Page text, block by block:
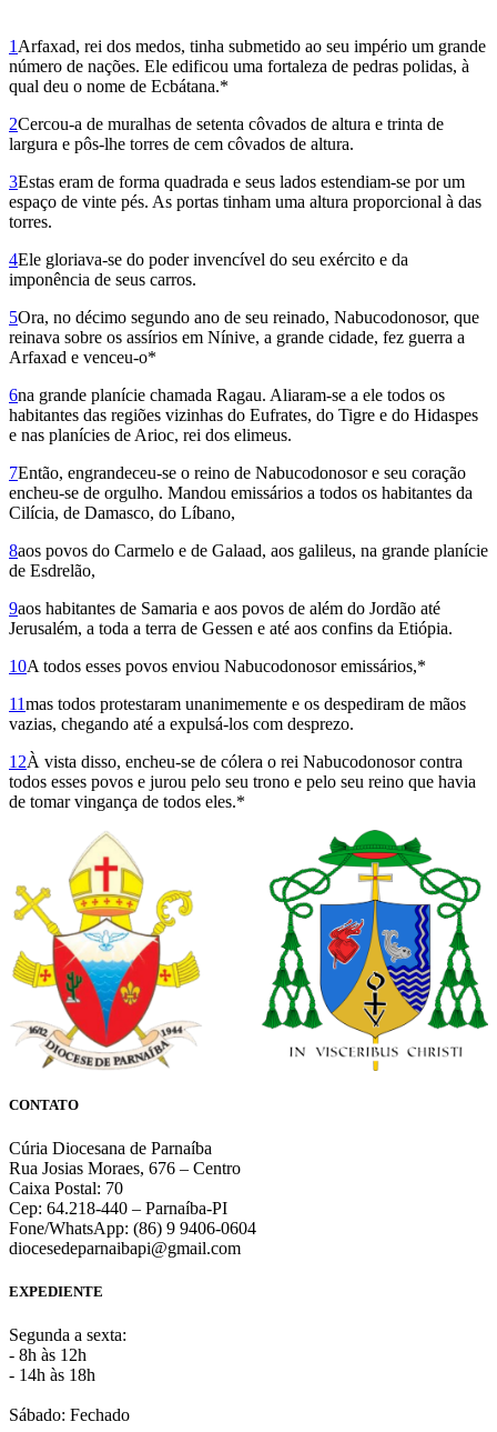
1 Arfaxad, rei dos medos, tinha submetido ao seu império um grande
número de nações. Ele edificou uma fortaleza de pedras polidas, à
qual deu o nome de Ecbá­tana.*
2Cercou-a de muralhas de setenta côvados de altura e trinta de
largura e pôs-lhe torres de cem côvados de altura.
3Estas eram de forma quadrada e seus lados estendiam-se por um
espaço de vinte pés. As portas tinham uma altura proporcional à das
torres.
4Ele gloriava-se do poder invencível do seu exército e da
imponência de seus carros.
5Ora, no décimo segundo ano de seu reinado, Nabucodonosor, que
reinava sobre os assírios em Nínive, a grande cidade, fez guerra a
Arfaxad e venceu-o*
6na grande planície chamada Ragau. Aliaram-se a ele todos os
habitantes das regiões vizinhas do Eufrates, do Tigre e do Hidaspes
e nas planícies de Arioc, rei dos elimeus.
7Então, engrandeceu-se o reino de Nabu­co­donosor e seu coração
encheu-se de orgulho. Mandou emissários a todos os habitantes da
Cilícia, de Damasco, do Líbano,
8aos povos do Carmelo e de Galaad, aos gali­leus, na grande planície
de Esdre­lão,
9aos habitantes de Samaria e aos povos de além do Jordão até
Jerusalém, a toda a terra de Gessen e até aos confins da Etiópia.
10A todos esses povos enviou Nabucodo­nosor emissários,*
11mas todos protestaram unanimemente e os despediram de mãos
vazias, chegando até a expulsá-los com des­prezo.
12À vista disso, encheu-se de cólera o rei Nabucodonosor contra
todos esses povos e jurou pelo seu trono e pelo seu reino que havia
de tomar vingança de todos eles.*
CONTATO
Cúria Diocesana de Parnaíba
Rua Josias Moraes, 676 – Centro
Caixa Postal: 70
Cep: 64.218-440 – Parnaíba-PI
Fone/WhatsApp: (86) 9 9406-0604
diocesedeparnaibapi@gmail.com
EXPEDIENTE
Segunda a sexta:
- 8h às 12h
- 14h às 18h
Sábado: Fechado